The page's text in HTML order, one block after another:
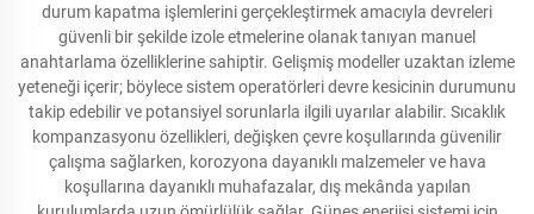
durum kapatma işlemlerini gerçekleştirmek amacıyla devreleri
güvenli bir şekilde izole etmelerine olanak tanıyan manuel
anahtarlama özelliklerine sahiptir. Gelişmiş modeller uzaktan izleme
yeteneği içerir; böylece sistem operatörleri devre kesicinin durumunu
takip edebilir ve potansiyel sorunlarla ilgili uyarılar alabilir. Sıcaklık
kompanzasyonu özellikleri, değişken çevre koşullarında güvenilir
çalışma sağlarken, korozyona dayanıklı malzemeler ve hava
koşullarına dayanıklı muhafazalar, dış mekânda yapılan